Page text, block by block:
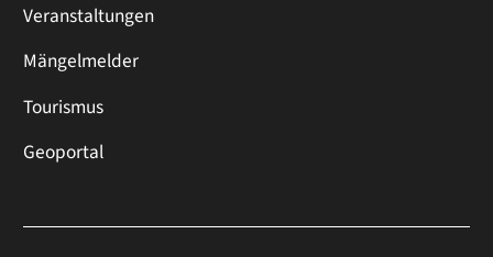
Veranstaltungen
Mängelmelder
Tourismus
Geoportal